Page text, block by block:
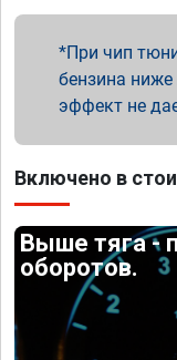
При чип
бензина ниже
эффект не
Включено в
Выше тяга -
оборотов.